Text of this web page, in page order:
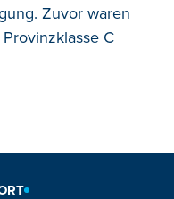
Zuvor waren
C